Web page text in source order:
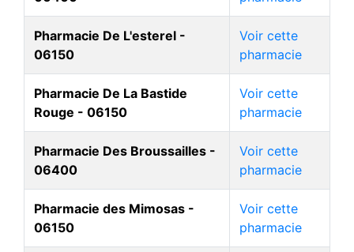
Pharmacie De L'esterel -
06150
Voir cette
pharmacie
Pharmacie De La Bastide
Rouge - 06150
Voir cette
pharmacie
Pharmacie Des Broussailles -
06400
Voir cette
pharmacie
Pharmacie des Mimosas -
06150
Voir cette
pharmacie